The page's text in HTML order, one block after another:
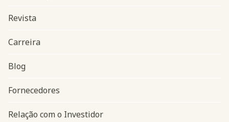
Navegação do rodapé
Revista
Carreira
Blog
Fornecedores
Relação com o Investidor